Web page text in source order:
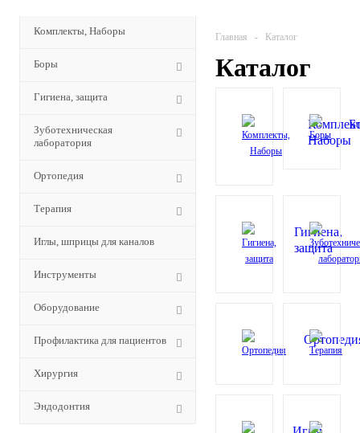
Комплекты, Наборы
Боры
Гигиена, защита
Зуботехническая
лаборатория
Ортопедия
Терапия
Иглы, шприцы для каналов
Инструменты
Оборудование
Профилактика для пациентов
Хирургия
Эндодонтия
Главная - Каталог
Каталог
Наборы
Гигиена,
защита